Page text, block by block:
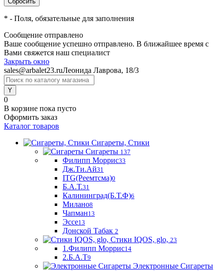
* - Поля, обязательные для заполнения
Сообщение отправлено
Ваше сообщение успешно отправлено. В ближайшее время с
Вами свяжется наш специалист
Закрыть окно
sales@arbalet23.ruЛеонида Лаврова, 18/3
0
В корзине пока пусто
Оформить заказ
Каталог товаров
Сигареты, Стики
Сигареты 137
Филипп Моррис33
Дж.Ти.Ай31
ITG(Реемтсма)0
Б.А.Т.31
Калининград(Б.Т.Ф)6
Милано8
Чапман13
Эссе13
Донской Табак 2
Стики IQOS, glo, 23
1.Филипп Моррис14
2.Б.А.Т9
Электронные Сигареты